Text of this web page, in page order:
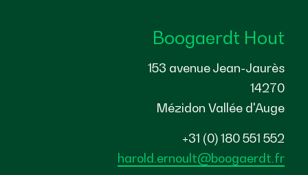
Boogaerdt Hout
153 avenue Jean-Jaurès
14270
Mézidon Vallée d'Auge
+31 (0) 180 551 552
harold.ernoult@boogaerdt.fr